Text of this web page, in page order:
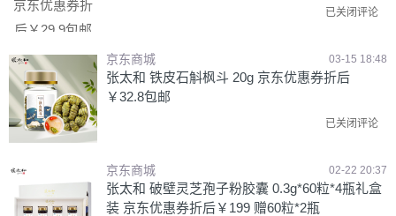
已关闭评论
京东商城 03-15 18:48
张太和 铁皮石斛枫斗 20g 京东优惠券折后
￥32.8包邮
已关闭评论
京东商城 02-22 20:37
张太和 破壁灵芝孢子粉胶囊 0.3g*60粒*4瓶礼盒
装 京东优惠券折后￥199 赠60粒*2瓶